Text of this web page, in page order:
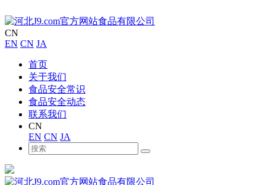
CN
EN CN JA
首页
关于我们
食品安全常识
食品安全动态
联系我们
CN
EN CN JA